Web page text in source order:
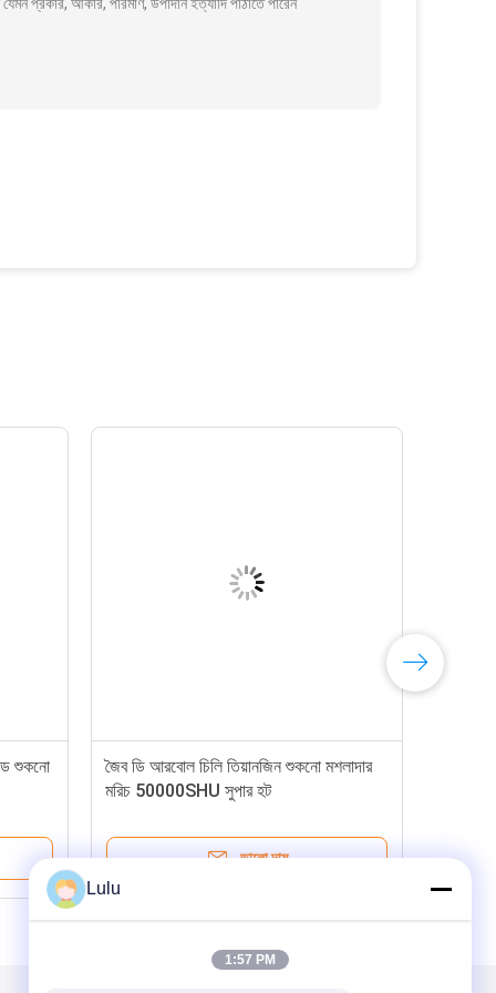
শুকনো
জৈব ডি আরবোল চিলি তিয়ানজিন শুকনো মশলাদার
মরিচ 50000SHU সুপার হট
ভালো দাম
Lulu
1:57 PM